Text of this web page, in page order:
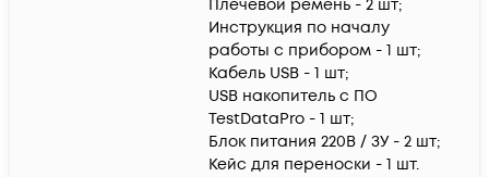
Плечевой ремень - 2 шт;
Инструкция по началу
работы с прибором - 1 шт;
Кабель USB - 1 шт;
USB накопитель с ПО
TestDataPro - 1 шт;
Блок питания 220В / ЗУ - 2 шт;
Кейс для переноски - 1 шт.